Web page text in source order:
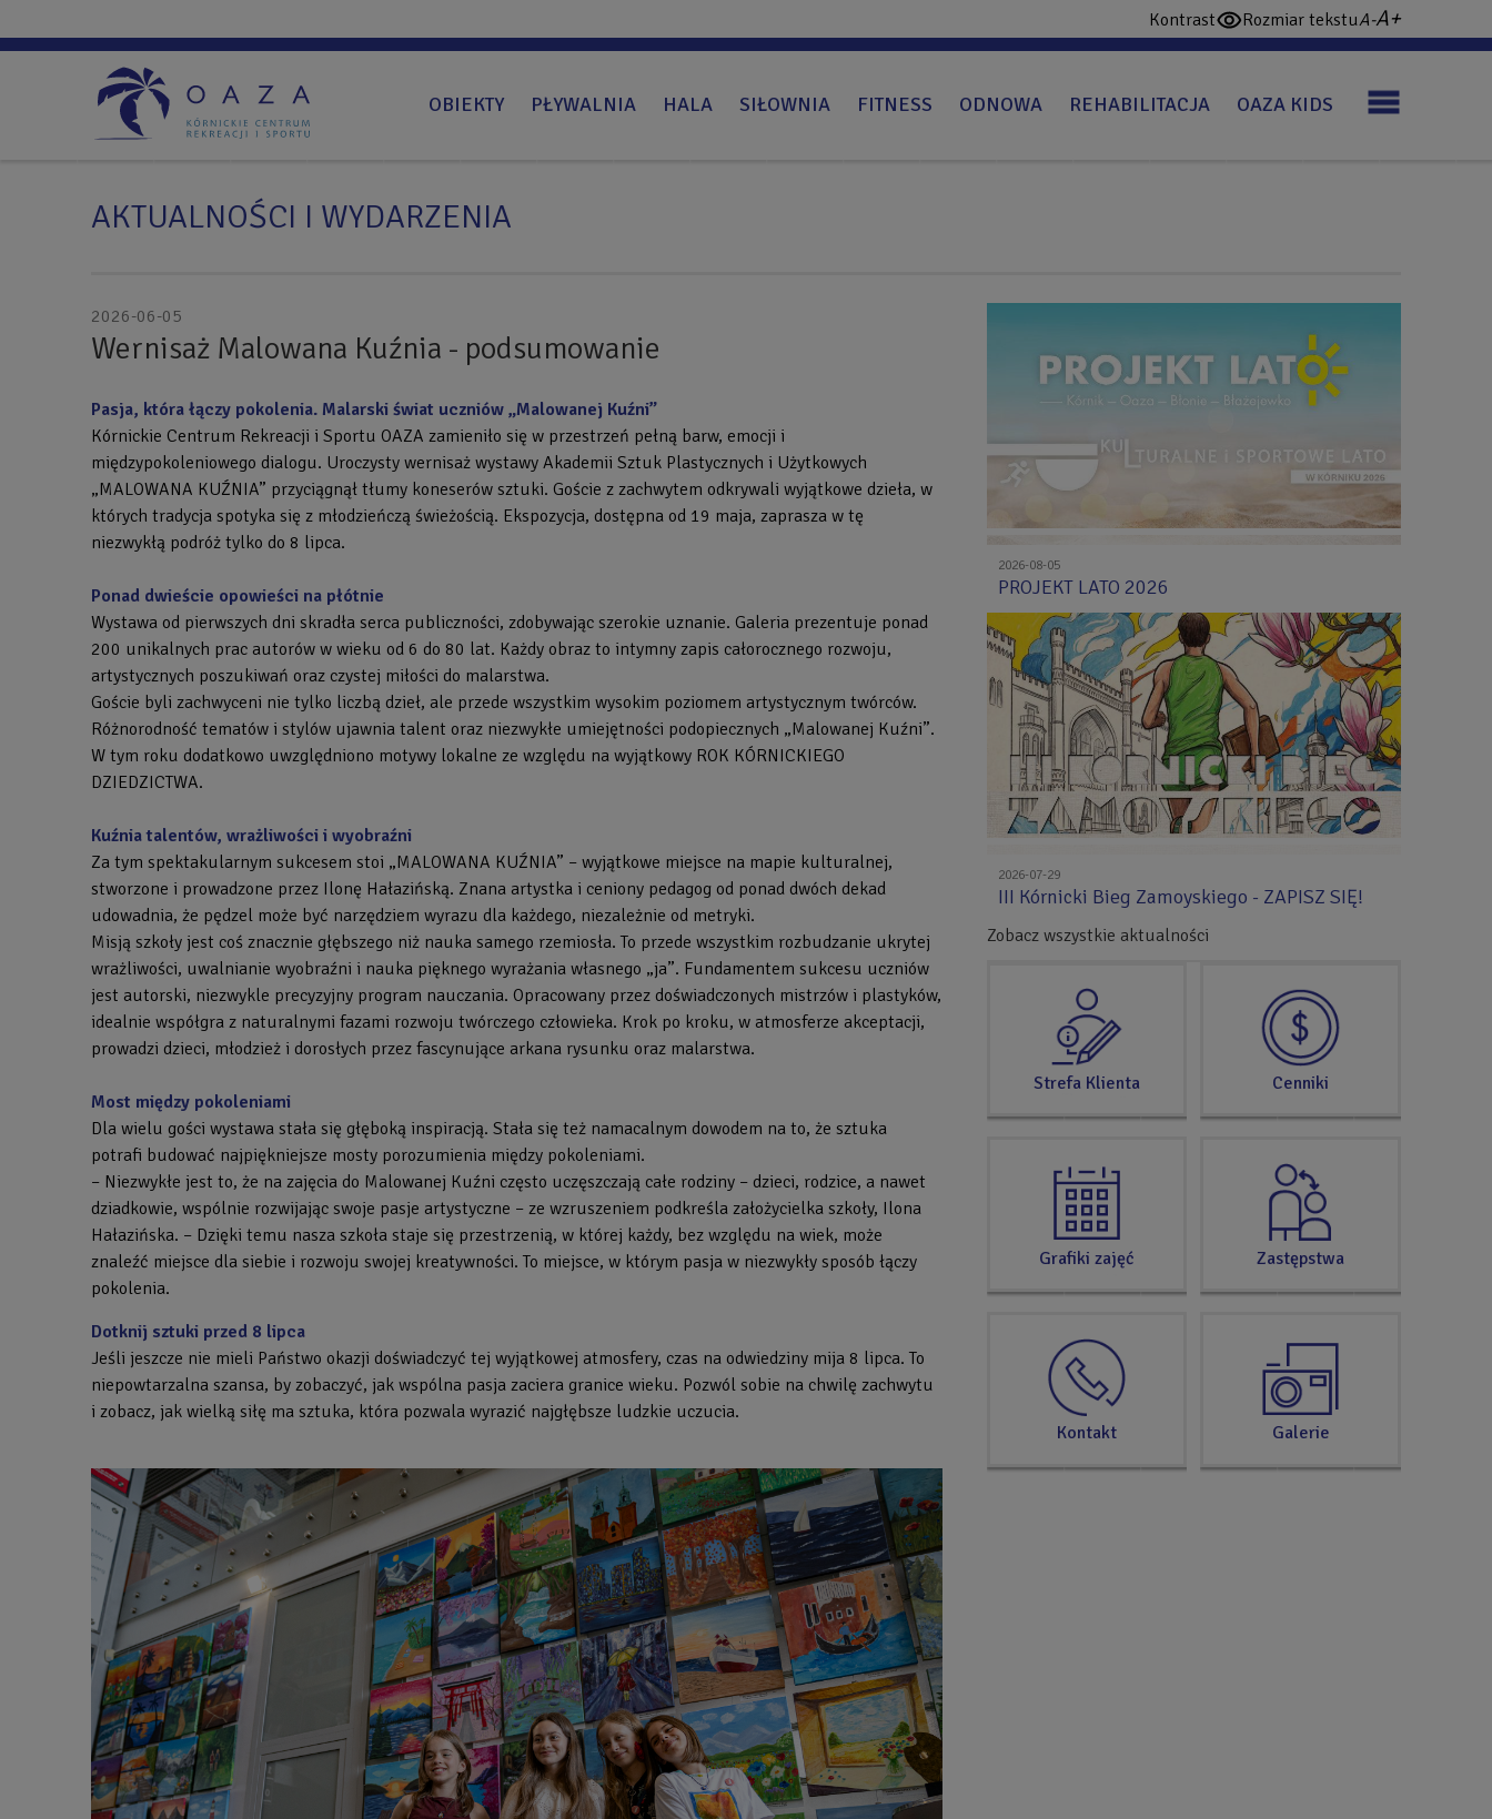
do
Kontrastwłącz
wysoki
Rozmiar tekstu
domyślna
czcionka
czcionka
OBIEKTY PŁYWALNIA HALA SIŁOWNIA FITNESS ODNOWA REHABILITACJA OAZA KIDS
AKTUALNOŚCI I WYDARZENIA
Back
to
2026-06-05
Wernisaż Malowana Kuźnia - podsumowanie
Pasja, która łączy pokolenia. Malarski świat uczniów „Malowanej Kuźni”
Kórnickie Centrum Rekreacji i Sportu OAZA zamieniło się w przestrzeń pełną barw, emocji i
międzypokoleniowego dialogu. Uroczysty wernisaż wystawy Akademii Sztuk Plastycznych i Użytkowych
„MALOWANA KUŹNIA” przyciągnął tłumy koneserów sztuki. Goście z zachwytem odkrywali wyjątkowe dzieła, w
których tradycja spotyka się z młodzieńczą świeżością. Ekspozycja, dostępna od 19 maja, zaprasza w tę
niezwykłą podróż tylko do 8 lipca.
Ponad dwieście opowieści na płótnie
Wystawa od pierwszych dni skradła serca publiczności, zdobywając szerokie uznanie. Galeria prezentuje ponad
200 unikalnych prac autorów w wieku od 6 do 80 lat. Każdy obraz to intymny zapis całorocznego rozwoju,
artystycznych poszukiwań oraz czystej miłości do malarstwa.
Goście byli zachwyceni nie tylko liczbą dzieł, ale przede wszystkim wysokim poziomem artystycznym twórców.
Różnorodność tematów i stylów ujawnia talent oraz niezwykłe umiejętności podopiecznych „Malowanej Kuźni”.
W tym roku dodatkowo uwzględniono motywy lokalne ze względu na wyjątkowy ROK KÓRNICKIEGO
DZIEDZICTWA.
Kuźnia talentów, wrażliwości i wyobraźni
Za tym spektakularnym sukcesem stoi „MALOWANA KUŹNIA” – wyjątkowe miejsce na mapie kulturalnej,
stworzone i prowadzone przez Ilonę Hałazińską. Znana artystka i ceniony pedagog od ponad dwóch dekad
udowadnia, że pędzel może być narzędziem wyrazu dla każdego, niezależnie od metryki.
Misją szkoły jest coś znacznie głębszego niż nauka samego rzemiosła. To przede wszystkim rozbudzanie ukrytej
wrażliwości, uwalnianie wyobraźni i nauka pięknego wyrażania własnego „ja”. Fundamentem sukcesu uczniów
jest autorski, niezwykle precyzyjny program nauczania. Opracowany przez doświadczonych mistrzów i plastyków,
idealnie współgra z naturalnymi fazami rozwoju twórczego człowieka. Krok po kroku, w atmosferze akceptacji,
prowadzi dzieci, młodzież i dorosłych przez fascynujące arkana rysunku oraz malarstwa.
Most między pokoleniami
Dla wielu gości wystawa stała się głęboką inspiracją. Stała się też namacalnym dowodem na to, że sztuka
potrafi budować najpiękniejsze mosty porozumienia między pokoleniami.
– Niezwykłe jest to, że na zajęcia do Malowanej Kuźni często uczęszczają całe rodziny – dzieci, rodzice, a nawet
dziadkowie, wspólnie rozwijając swoje pasje artystyczne – ze wzruszeniem podkreśla założycielka szkoły, Ilona
Hałazińska. – Dzięki temu nasza szkoła staje się przestrzenią, w której każdy, bez względu na wiek, może
znaleźć miejsce dla siebie i rozwoju swojej kreatywności. To miejsce, w którym pasja w niezwykły sposób łączy
pokolenia.
Dotknij sztuki przed 8 lipca
Jeśli jeszcze nie mieli Państwo okazji doświadczyć tej wyjątkowej atmosfery, czas na odwiedziny mija 8 lipca. To
niepowtarzalna szansa, by zobaczyć, jak wspólna pasja zaciera granice wieku. Pozwól sobie na chwilę zachwytu
i zobacz, jak wielką siłę ma sztuka, która pozwala wyrazić najgłębsze ludzkie uczucia.
2026-08-05
PROJEKT LATO 2026
2026-07-29
III Kórnicki Bieg Zamoyskiego - ZAPISZ SIĘ!
Zobacz wszystkie aktualności
SPRAWDŹ
TERAZ
Strefa Klienta Cenniki
Grafiki zajęć Zastępstwa
Kontakt Galerie